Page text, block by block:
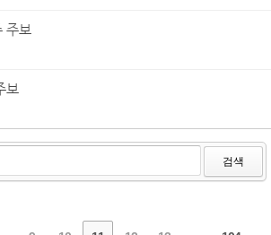
주보
보
검색